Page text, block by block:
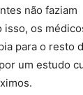
não faziam
os
para o resto
um estudo